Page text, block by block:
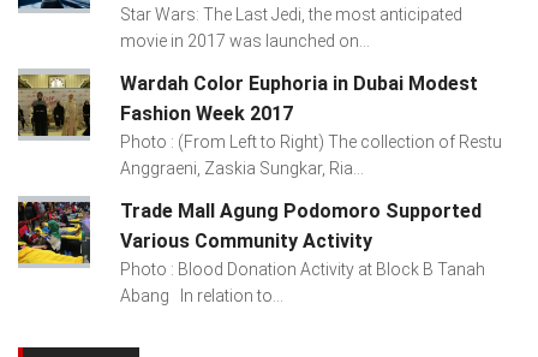
Star Wars: The Last Jedi, the most anticipated
movie in 2017 was launched on...
Wardah Color Euphoria in Dubai Modest
Fashion Week 2017
Photo : (From Left to Right) The collection of Restu
Anggraeni, Zaskia Sungkar, Ria...
Trade Mall Agung Podomoro Supported
Various Community Activity
Photo : Blood Donation Activity at Block B Tanah
Abang In relation to...